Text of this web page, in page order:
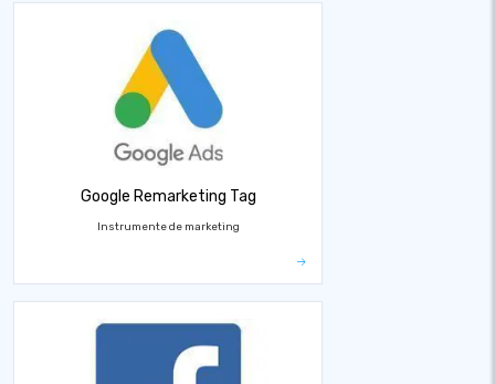
Google Remarketing Tag
Instrumente de marketing